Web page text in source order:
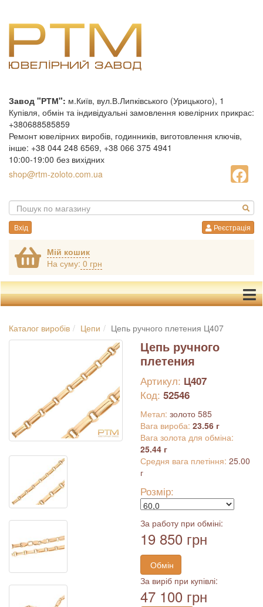
Завод "РТМ": м.Київ, вул.В.Липківського (Урицького), 1
Купівля, обмін та індивідуальні замовлення ювелірних прикрас:
+380688585859
Ремонт ювелірних виробів, годинників, виготовлення ключів,
інше: +38 044 248 6569, +38 066 375 4941
10:00-19:00 без вихідних
shop@rtm-zoloto.com.ua
Вхід Реєстрація
Мій кошик
На суму: 0 грн
Каталог виробів Цепи Цепь ручного плетения Ц407
Цепь ручного
плетения
Артикул: Ц407
Код: 52546
Метал: золото 585
Вага вироба: 23.56 г
Вага золота для обміна:
25.44 г
Средня вага плетіння: 25.00
г
Розмір:
За работу при обміні:
19 850 грн
Обмін
За виріб при купівлі:
47 100 грн